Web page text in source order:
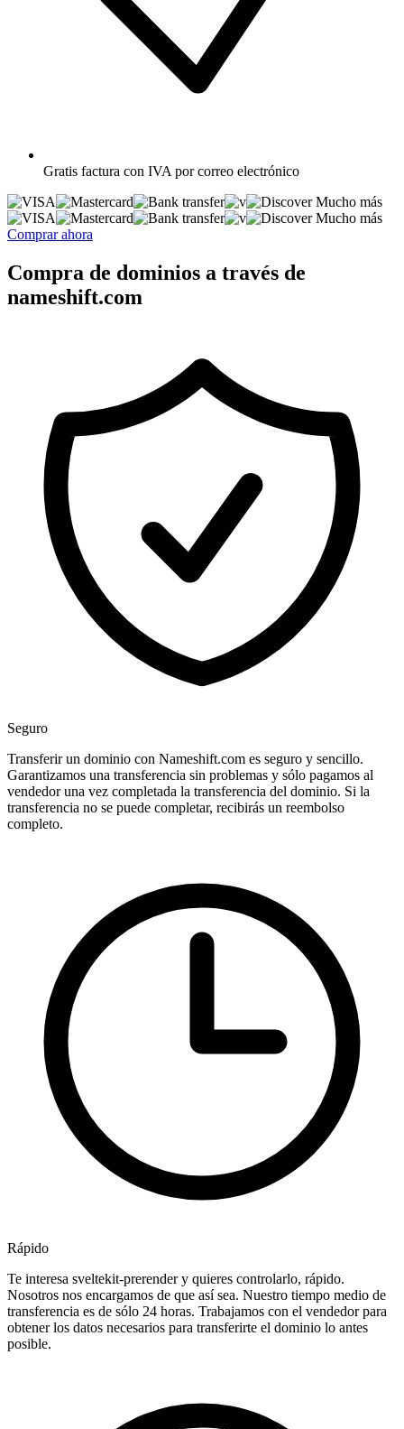
Gratis factura con IVA por correo electrónico
Mucho más
Mucho más
Comprar ahora
Compra de dominios a través de
nameshift.com
Seguro
Transferir un dominio con Nameshift.com es seguro y sencillo.
Garantizamos una transferencia sin problemas y sólo pagamos al
vendedor una vez completada la transferencia del dominio. Si la
transferencia no se puede completar, recibirás un reembolso
completo.
Rápido
Te interesa sveltekit-prerender y quieres controlarlo, rápido.
Nosotros nos encargamos de que así sea. Nuestro tiempo medio de
transferencia es de sólo 24 horas. Trabajamos con el vendedor para
obtener los datos necesarios para transferirte el dominio lo antes
posible.